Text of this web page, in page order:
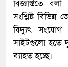
বিজ্ঞপ্তিতে
সংশ্লিষ্ট
বিদ্যুৎ সংযোগ
সাইটগুলো হতে
ব্যাহত হচ্ছে।